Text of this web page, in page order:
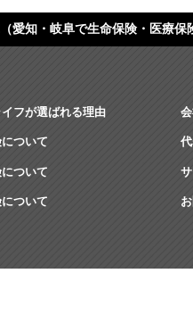
（愛知・岐阜で生命保険・医療
フが選ばれる理由
ついて
ついて
ついて